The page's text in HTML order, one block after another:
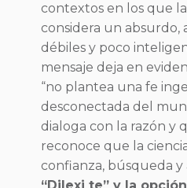
contextos en los que
considera un absurdo,
débiles y poco
mensaje deja en
“no plantea una fe
desconectada del
dialoga con la razón y
reconoce que la
confianza, búsqueda y